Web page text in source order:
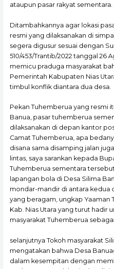
ataupun pasar rakyat sementara.
Ditambahkannya agar lokasi
resmi yang dilaksanakan di
segera digusur sesuai dengan
510/453/Trantib/2022 tanggal 26
memicu praduga masyarakat
Pemerintah Kabupaten Nias
timbul konflik diantara dua desa.
Pekan Tuhemberua yang resmi
Banua, pasar tuhemberua
dilaksanakan di depan kantor
Camat Tuhemberua, apa
disana sama disamping jalan
lintas, saya sarankan kepada
Tuhemberua sementara
lapangan bola di Desa Silima
mondar-mandir di antara kedua
yang beragam, ungkap Yaaman
Kab. Nias Utara yang turut hadir
masyarakat Tuhemberua
selanjutnya Tokoh masyarakat
mengatakan bahwa Desa
dalam kesempitan dengan